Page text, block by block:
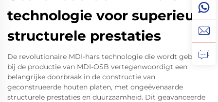
technologie voor superieure
structurele prestaties
De revolutionaire MDI-hars technologie die wordt gebruikt
bij de productie van MDI-OSB vertegenwoordigt een
belangrijke doorbraak in de constructie van
geconstrueerde houten platen, met ongeëvenaarde
structurele prestaties en duurzaamheid. Dit geavanceerde